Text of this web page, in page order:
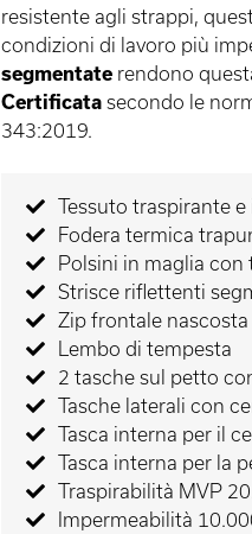
resistente agli strappi,
condizioni di lavoro più
segmentate rendono
Certificata secondo le
343:2019.
Tessuto traspirante
Fodera termica
Polsini in maglia con
Strisce riflettenti
Zip frontale
Lembo di tempesta
2 tasche sul petto
Tasche laterali con
Tasca interna per il
Tasca interna per la
Traspirabilità MVP
Impermeabilità